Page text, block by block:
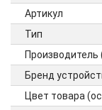
Артикул
Тип
Бренд
Цвет товара